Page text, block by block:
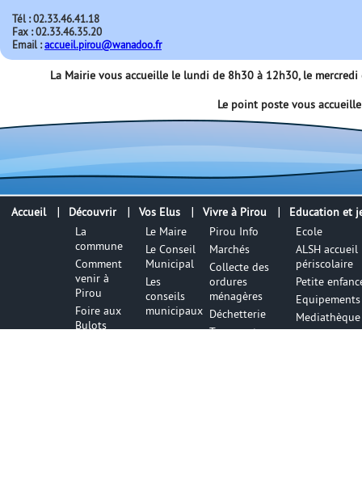
Tél : 02.33.46.41.18
Fax : 02.33.46.35.20
Email :accueil.pirou@wanadoo.fr
La Mairie vous accueille le lundi de 8h30 à 12h30, le
Le point poste vous
Accueil
Découvrir
La
commune
Comment
venir à
Pirou
Foire aux
Bulots
Vos Elus
Le Maire
Le Conseil
Municipal
Les
conseils
municipaux
Vivre à Pirou
Pirou Info
Marchés
Collecte des
ordures
ménagères
Déchetterie
Transports
Education et
Ecole
ALSH accueil
périscolaire
Petite
Mediathèque